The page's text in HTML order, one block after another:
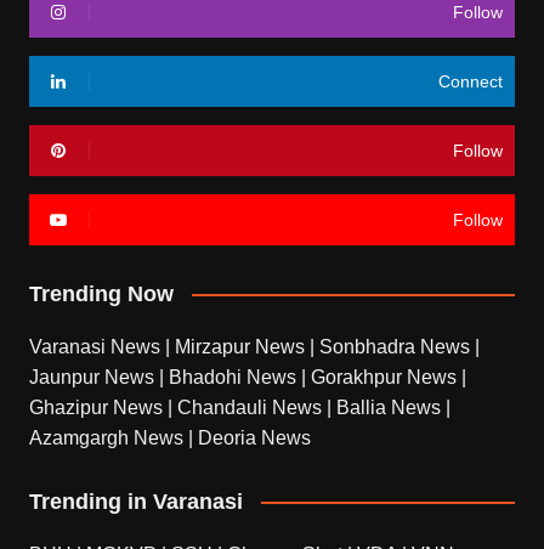
Follow
Connect
Follow
Follow
Trending Now
Varanasi News Mirzapur News Sonbhadra News
Jaunpur News
Bhadohi News Gorakhpur News
Ghazipur News
Chandauli News Ballia News
Azamgargh News
Deoria News
Trending in Varanasi